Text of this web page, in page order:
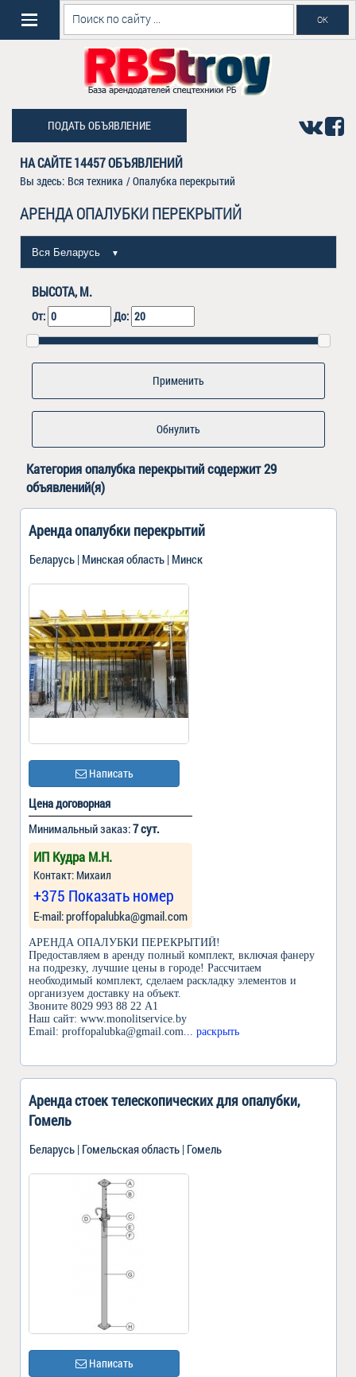
ПОДАТЬ ОБЪЯВЛЕНИЕ
НА САЙТЕ14457ОБЪЯВЛЕНИЙ
Вы здесь: Вся техника /Опалубка перекрытий
АРЕНДА ОПАЛУБКИ ПЕРЕКРЫТИЙ
Вся Беларусь ▼
ВЫСОТА, М.
От: До:
Обнулить
Категорияопалубка перекрытийсодержит 29
объявлений(я)
Аренда опалубки перекрытий
Беларусь | Минская область | Минск
Написать
Цена договорная
Минимальный заказ:7 сут.
ИП Кудра М.Н.
Контакт: Михаил
+375 Показать номер
Е-mail: proffopalubka@gmail.com
АРЕНДА ОПАЛУБКИ ПЕРЕКРЫТИЙ!
Предоставляем в аренду полный комплект, включая фанеру
на подрезку, лучшие цены в городе! Рассчитаем
необходимый комплект, сделаем раскладку элементов и
организуем доставку на объект.
Звоните 8029 993 88 22 А1
Наш сайт: www.monolitservice.by
Email: proffopalubka@gmail.com... раскрыть
Аренда стоек телескопических для опалубки,
Гомель
Беларусь | Гомельская область | Гомель
Написать